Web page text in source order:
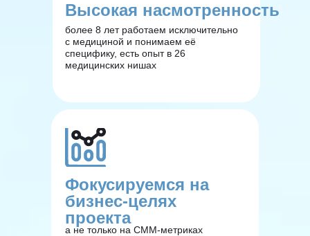
Фокусируемся на
бизнес-целях
проекта
а не только на СММ-метриках
Высокая насмотренность
более 8 лет работаем исключительно
с медициной и понимаем её
специфику, есть опыт в 26
медицинских нишах